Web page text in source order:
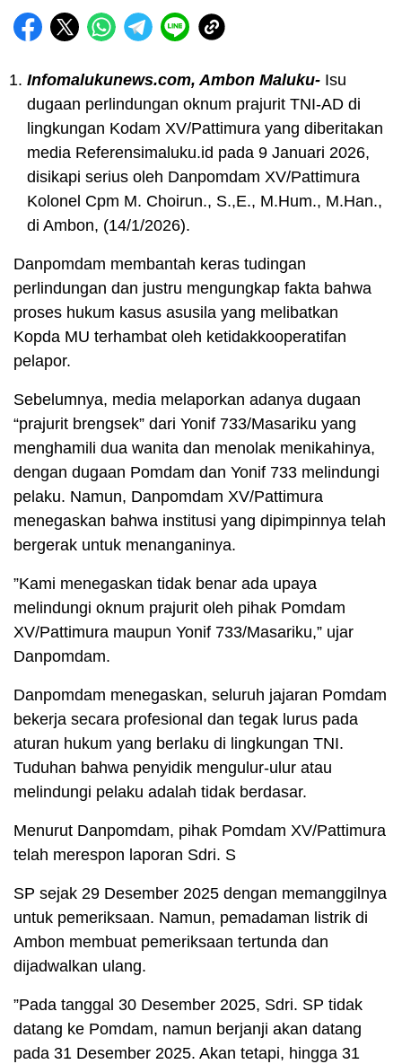
Infomalukunews.com, Ambon Maluku- Isu
dugaan perlindungan oknum prajurit TNI-AD di
lingkungan Kodam XV/Pattimura yang diberitakan
media Referensimaluku.id pada 9 Januari 2026,
disikapi serius oleh Danpomdam XV/Pattimura
Kolonel Cpm M. Choirun., S.,E., M.Hum., M.Han.,
di Ambon, (14/1/2026).
Danpomdam membantah keras tudingan
perlindungan dan justru mengungkap fakta bahwa
proses hukum kasus asusila yang melibatkan
Kopda MU terhambat oleh ketidakkooperatifan
pelapor.
​Sebelumnya, media melaporkan adanya dugaan
“prajurit brengsek” dari Yonif 733/Masariku yang
menghamili dua wanita dan menolak menikahinya,
dengan dugaan Pomdam dan Yonif 733 melindungi
pelaku. Namun, Danpomdam XV/Pattimura
menegaskan bahwa institusi yang dipimpinnya telah
bergerak untuk menanganinya.
​”Kami menegaskan tidak benar ada upaya
melindungi oknum prajurit oleh pihak Pomdam
XV/Pattimura maupun Yonif 733/Masariku,” ujar
Danpomdam.
Danpomdam menegaskan, seluruh jajaran Pomdam
bekerja secara profesional dan tegak lurus pada
aturan hukum yang berlaku di lingkungan TNI.
Tuduhan bahwa penyidik mengulur-ulur atau
melindungi pelaku adalah tidak berdasar.
​Menurut Danpomdam, pihak Pomdam XV/Pattimura
telah merespon laporan Sdri. S
SP sejak 29 Desember 2025 dengan memanggilnya
untuk pemeriksaan. Namun, pemadaman listrik di
Ambon membuat pemeriksaan tertunda dan
dijadwalkan ulang.
​”Pada tanggal 30 Desember 2025, Sdri. SP tidak
datang ke Pomdam, namun berjanji akan datang
pada 31 Desember 2025. Akan tetapi, hingga 31